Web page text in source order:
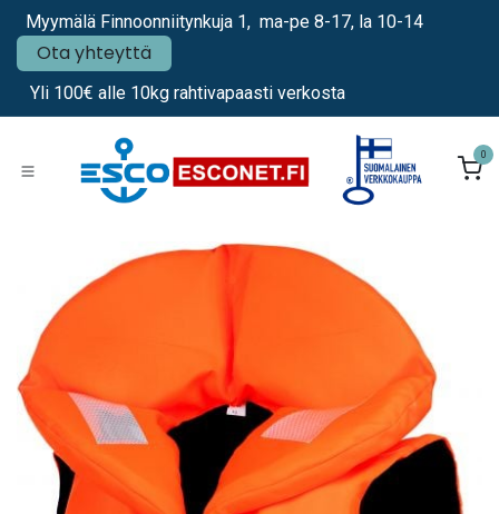
Siirry sisältöön
Myymälä Finnoonniitynkuja 1, ma-pe 8-17, la 10-14
Ota yhteyttä
Yli 100€ alle 10kg rahtivapaasti verkosta
0